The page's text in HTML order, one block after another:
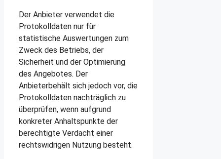
Der Anbieter verwendet die
Protokolldaten nur für
statistische Auswertungen zum
Zweck des Betriebs, der
Sicherheit und der Optimierung
des Angebotes. Der
Anbieterbehält sich jedoch vor, die
Protokolldaten nachträglich zu
überprüfen, wenn aufgrund
konkreter Anhaltspunkte der
berechtigte Verdacht einer
rechtswidrigen Nutzung besteht.